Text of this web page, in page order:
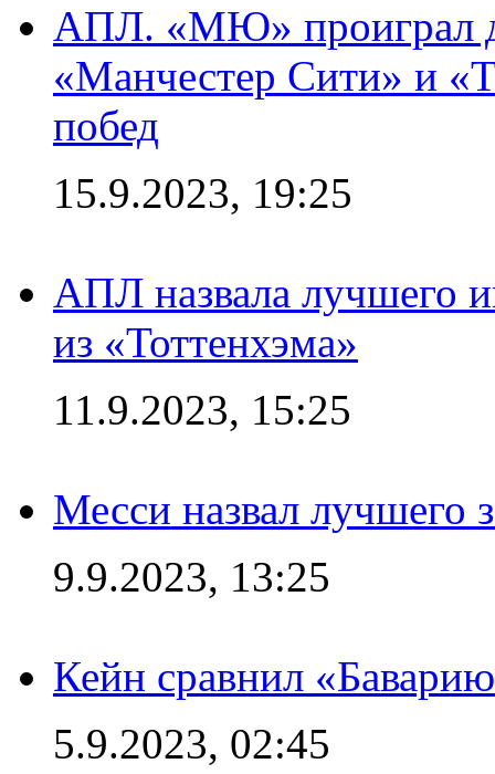
АПЛ. «МЮ» проиграл
«Манчестер Сити» и
побед
15.9.2023, 19:25
АПЛ назвала лучшего
из «Тоттенхэма»
11.9.2023, 15:25
Месси назвал лучшего
9.9.2023, 13:25
Кейн сравнил
5.9.2023, 02:45